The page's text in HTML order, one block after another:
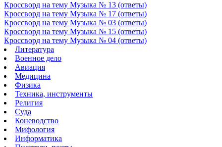
Кроссворд на тему Музыка № 13 (ответы)
Кроссворд на тему Музыка № 17 (ответы)
Кроссворд на тему Музыка № 03 (ответы)
Кроссворд на тему Музыка № 15 (ответы)
Кроссворд на тему Музыка № 04 (ответы)
Литература
Военное дело
Авиация
Медицина
Физика
Техника, инструменты
Религия
Суда
Коневодство
Мифология
Информатика